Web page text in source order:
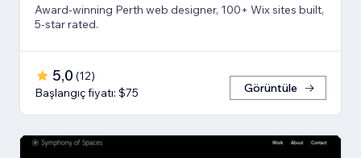
Award-winning Perth web designer, 100+ Wix sites built,
5-star rated.
5,0 (12)
Başlangıç fiyatı: $75
Görüntüle